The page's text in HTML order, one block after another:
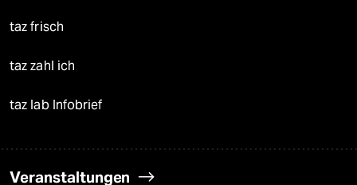
taz frisch
taz zahl ich
taz lab Infobrief
Veranstaltungen